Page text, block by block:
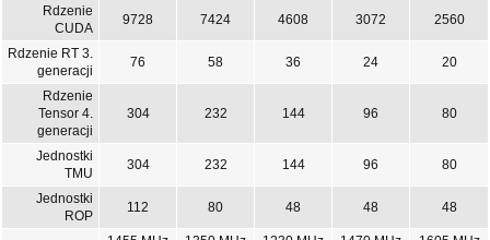
Rdzenie
CUDA
9728 7424 4608 3072 2560
Rdzenie RT 3.
generacji
76 58 36 24 20
Rdzenie
Tensor 4.
generacji
304 232 144 96 80
Jednostki
TMU
304 232 144 96 80
Jednostki
ROP
112 80 48 48 48